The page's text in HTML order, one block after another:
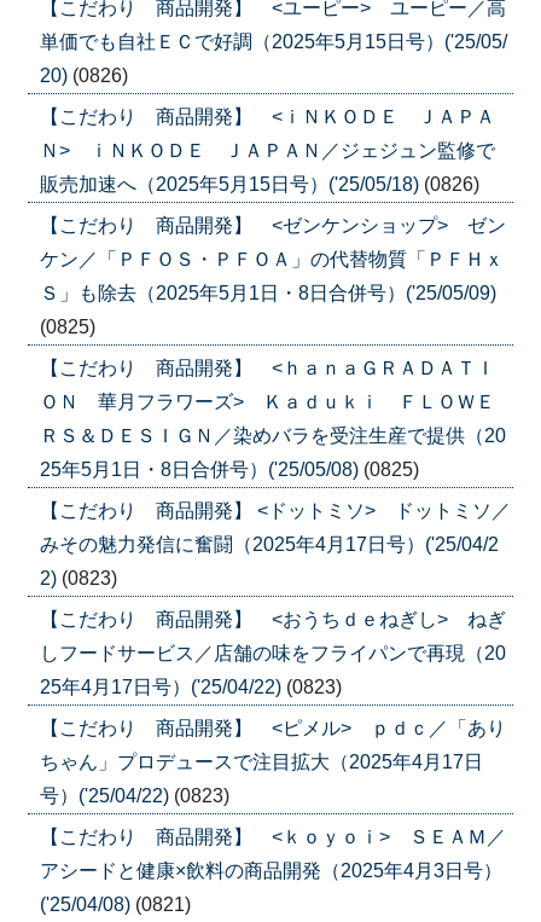
【こだわり 商品開発】 <ユーピー> ユーピー／高
単価でも自社ＥＣで好調（2025年5月15日号）('25/05/
20) (0826)
【こだわり 商品開発】 <ｉＮＫＯＤＥ ＪＡＰＡ
Ｎ> ｉＮＫＯＤＥ ＪＡＰＡＮ／ジェジュン監修で
販売加速へ（2025年5月15日号）('25/05/18) (0826)
【こだわり 商品開発】 <ゼンケンショップ> ゼン
ケン／「ＰＦＯＳ・ＰＦＯＡ」の代替物質「ＰＦＨｘ
Ｓ」も除去（2025年5月1日・8日合併号）('25/05/09)
(0825)
【こだわり 商品開発】 <ｈａｎａＧＲＡＤＡＴＩ
ＯＮ 華月フラワーズ> Ｋａｄｕｋｉ ＦＬＯＷＥ
ＲＳ＆ＤＥＳＩＧＮ／染めバラを受注生産で提供（20
25年5月1日・8日合併号）('25/05/08) (0825)
【こだわり 商品開発】 <ドットミソ> ドットミソ／
みその魅力発信に奮闘（2025年4月17日号）('25/04/2
2) (0823)
【こだわり 商品開発】 <おうちｄｅねぎし> ねぎ
しフードサービス／店舗の味をフライパンで再現（20
25年4月17日号）('25/04/22) (0823)
【こだわり 商品開発】 <ピメル> ｐｄｃ／「あり
ちゃん」プロデュースで注目拡大（2025年4月17日
号）('25/04/22) (0823)
【こだわり 商品開発】 <ｋｏｙｏｉ> ＳＥＡＭ／
アシードと健康×飲料の商品開発（2025年4月3日号）
('25/04/08) (0821)